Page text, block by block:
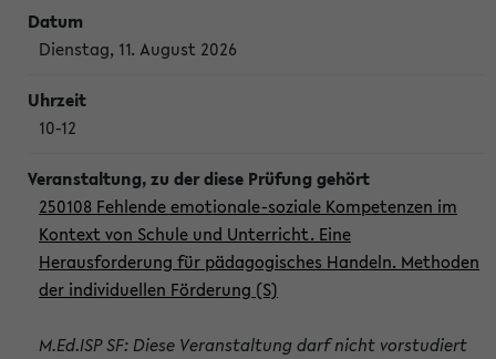
Dienstag, 11. August 2026
10-12
250108 Fehlende emotionale-soziale Kompetenzen im
Kontext von Schule und Unterricht. Eine
Herausforderung für pädagogisches Handeln. Methoden
der individuellen Förderung (S)
M.Ed.ISP SF: Diese Veranstaltung darf nicht vorstudiert